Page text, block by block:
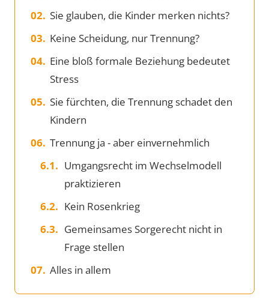
Sie glauben, die Kinder merken nichts?
Keine Scheidung, nur Trennung?
Eine bloß formale Beziehung bedeutet
Stress
Sie fürchten, die Trennung schadet den
Kindern
Trennung ja - aber einvernehmlich
Umgangsrecht im Wechselmodell
praktizieren
Kein Rosenkrieg
Gemeinsames Sorgerecht nicht in
Frage stellen
Alles in allem